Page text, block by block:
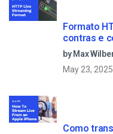
Formato
contras e
by Max
May 23, 2025
Como